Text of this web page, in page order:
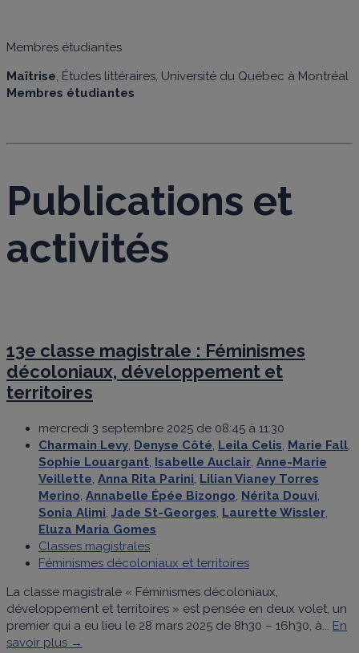
Membres étudiantes
Maîtrise, Études littéraires, Université du Québec à Montréal
Membres étudiantes
Publications et
activités
13e classe magistrale : Féminismes
décoloniaux, développement et
territoires
mercredi 3 septembre 2025 de 08:45 à 11:30
Charmain Levy, Denyse Côté, Leila Celis, Marie Fall,
Sophie Louargant, Isabelle Auclair, Anne-Marie
Veillette, Anna Rita Parini, Lilian Vianey Torres
Merino, Annabelle Épée Bizongo, Nérita Douvi,
Sonia Alimi, Jade St-Georges, Laurette Wissler,
Eluza Maria Gomes
Classes magistrales
Féminismes décoloniaux et territoires
La classe magistrale « Féminismes décoloniaux,
développement et territoires » est pensée en deux volet, un
premier qui a eu lieu le 28 mars 2025 de 8h30 – 16h30, à... En
savoir plus →